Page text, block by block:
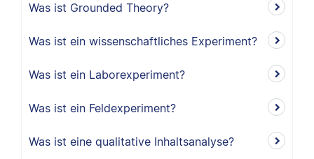
Was ist Grounded Theory?
Was ist ein wissenschaftliches Experiment?
Was ist ein Laborexperiment?
Was ist ein Feldexperiment?
Was ist eine qualitative Inhaltsanalyse?